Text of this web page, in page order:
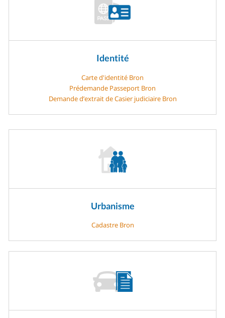
Identité
Carte d'identité Bron
Prédemande Passeport Bron
Demande d’extrait de Casier judiciaire Bron
Urbanisme
Cadastre Bron